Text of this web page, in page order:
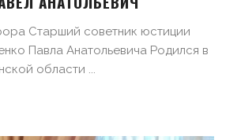
Старший советник юстиции
Павла Анатольевича Родился в
области ...